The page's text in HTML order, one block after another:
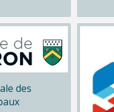
des